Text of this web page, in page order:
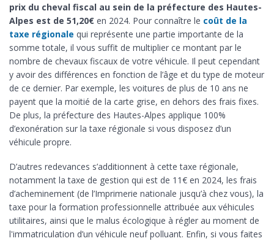
prix du cheval fiscal au sein de la préfecture des Hautes-
Alpes est de 51,20€ en 2024. Pour connaître le coût de la
taxe régionale qui représente une partie importante de la
somme totale, il vous suffit de multiplier ce montant par le
nombre de chevaux fiscaux de votre véhicule. Il peut cependant
y avoir des différences en fonction de l’âge et du type de moteur
de ce dernier. Par exemple, les voitures de plus de 10 ans ne
payent que la moitié de la carte grise, en dehors des frais fixes.
De plus, la préfecture des Hautes-Alpes applique 100%
d’exonération sur la taxe régionale si vous disposez d’un
véhicule propre.
D’autres redevances s’additionnent à cette taxe régionale,
notamment la taxe de gestion qui est de 11€ en 2024, les frais
d’acheminement (de l’Imprimerie nationale jusqu’à chez vous), la
taxe pour la formation professionnelle attribuée aux véhicules
utilitaires, ainsi que le malus écologique à régler au moment de
l'immatriculation d’un véhicule neuf polluant. Enfin, si vous faites